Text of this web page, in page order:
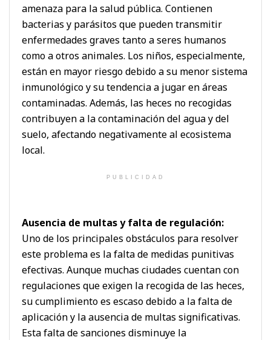
amenaza para la salud pública. Contienen
bacterias y parásitos que pueden transmitir
enfermedades graves tanto a seres humanos
como a otros animales. Los niños, especialmente,
están en mayor riesgo debido a su menor sistema
inmunológico y su tendencia a jugar en áreas
contaminadas. Además, las heces no recogidas
contribuyen a la contaminación del agua y del
suelo, afectando negativamente al ecosistema
local.
PUBLICIDAD
Ausencia de multas y falta de regulación:
Uno de los principales obstáculos para resolver
este problema es la falta de medidas punitivas
efectivas. Aunque muchas ciudades cuentan con
regulaciones que exigen la recogida de las heces,
su cumplimiento es escaso debido a la falta de
aplicación y la ausencia de multas significativas.
Esta falta de sanciones disminuye la